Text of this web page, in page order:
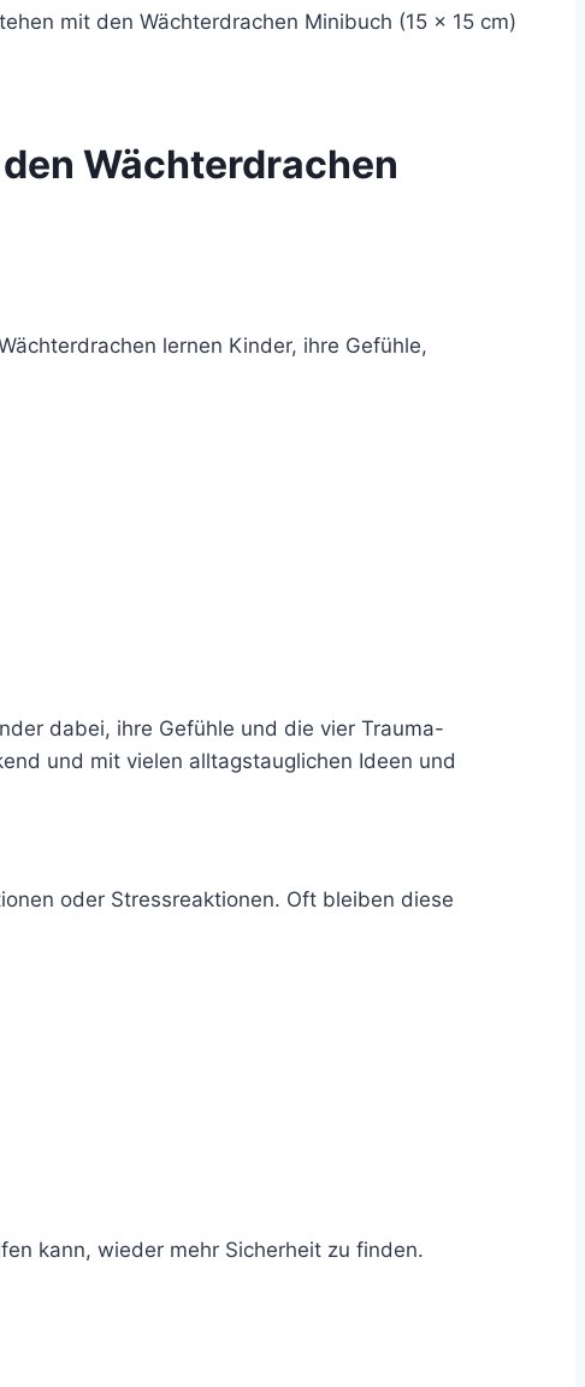
mit den Wächterdrachen Minibuch (15 × 15 cm)
Wächterdrachen
lernen Kinder, ihre Gefühle,
dabei, ihre Gefühle und die vier Trauma-
und mit vielen alltagstauglichen Ideen und
oder Stressreaktionen. Oft bleiben diese
kann, wieder mehr Sicherheit zu finden.